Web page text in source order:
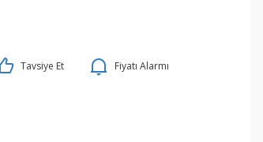
Tavsiye Et Fiyatı Alarmı